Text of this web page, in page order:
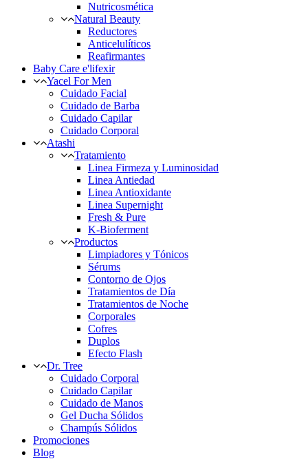
Nutricosmética
Natural Beauty
Reductores
Anticelulíticos
Reafirmantes
Baby Care e'lifexir
Yacel For Men
Cuidado Facial
Cuidado de Barba
Cuidado Capilar
Cuidado Corporal
Atashi
Tratamiento
Linea Firmeza y Luminosidad
Linea Antiedad
Linea Antioxidante
Linea Supernight
Fresh & Pure
K-Bioferment
Productos
Limpiadores y Tónicos
Sérums
Contorno de Ojos
Tratamientos de Día
Tratamientos de Noche
Corporales
Cofres
Duplos
Efecto Flash
Dr. Tree
Cuidado Corporal
Cuidado Capilar
Cuidado de Manos
Gel Ducha Sólidos
Champús Sólidos
Promociones
Blog